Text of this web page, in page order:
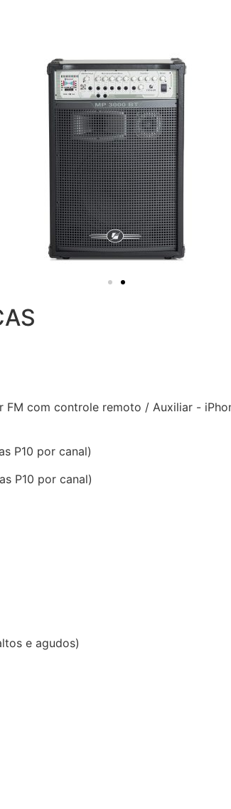
com controle remoto / Auxiliar -
P10 por canal)
P10 por canal)
e agudos)